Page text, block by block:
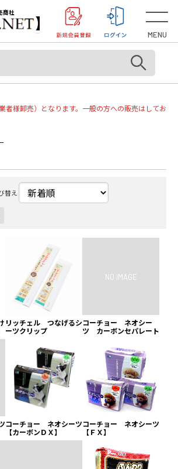
】【アカナ】販売元変更のご案内
商社
MENU
卸売）となります。一般の方への販売はしてお
替え
リッチェル つなげるシ
ーツクリップ
コーチョー ネオシー
ツ カーボンセパレート
コーチョー ネオシーツ
【カーボンＤＸ】
コーチョー ネオシーツ
【ＦＸ】